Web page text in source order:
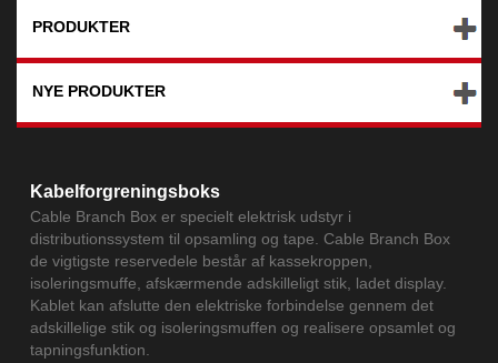
PRODUKTER
NYE PRODUKTER
Kabelforgreningsboks
Cable Branch Box er specielt elektrisk udstyr i
distributionssystem til opsamling og tape. Cable Branch Box
de vigtigste reservedele består af kassekroppen,
isoleringsmuffe, afskærmende adskilleligt stik, ladet display.
Kablet kan afslutte den elektriske forbindelse gennem det
adskillelige stik og isoleringsmuffen og realisere opsamlet og
tapningsfunktion.